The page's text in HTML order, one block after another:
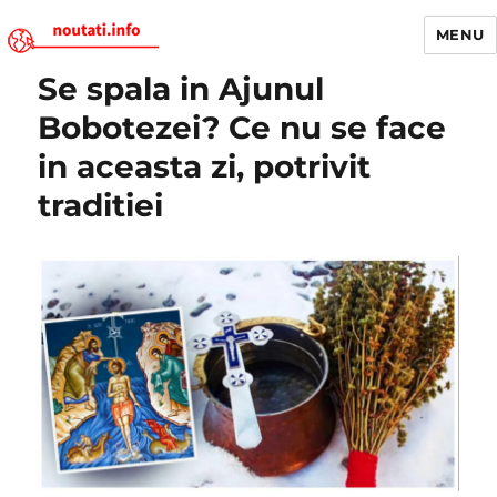
Noutati.Info
MENU
Se spala in Ajunul
Bobotezei? Ce nu se face
in aceasta zi, potrivit
traditiei